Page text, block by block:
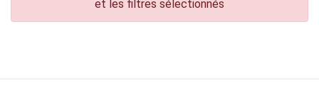
et les filtres sélectionnés